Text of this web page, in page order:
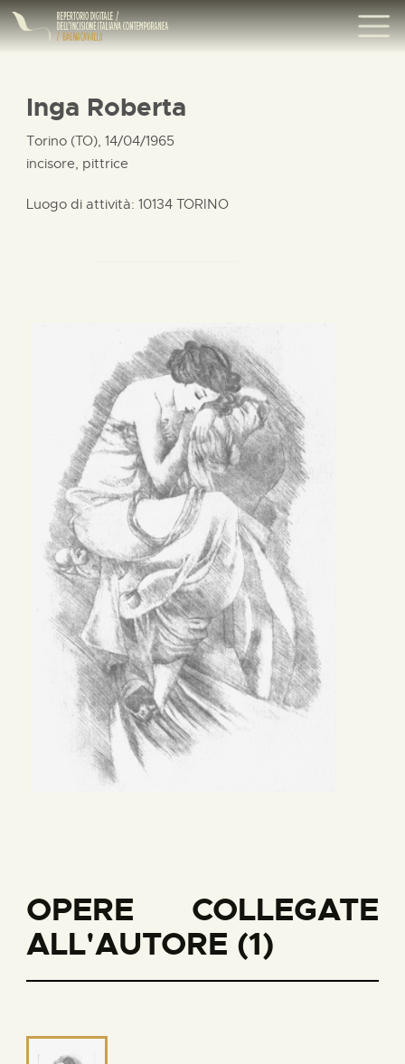
Inga Roberta
Torino (TO), 14/04/1965
incisore, pittrice
Luogo di attività: 10134 TORINO
OPERE COLLEGATE
ALL'AUTORE (1)